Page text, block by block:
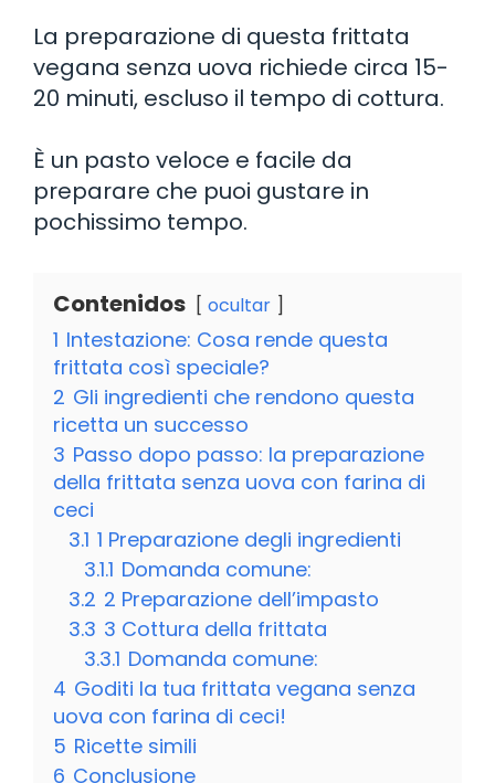
La preparazione di questa frittata
vegana senza uova richiede circa 15-
20 minuti, escluso il tempo di cottura.
È un pasto veloce e facile da
preparare che puoi gustare in
pochissimo tempo.
Contenidos ocultar
1 Intestazione: Cosa rende questa
frittata così speciale?
2 Gli ingredienti che rendono questa
ricetta un successo
3 Passo dopo passo: la preparazione
della frittata senza uova con farina di
ceci
3.1 1 Preparazione degli ingredienti
3.1.1 Domanda comune:
3.2 2 Preparazione dell’impasto
3.3 3 Cottura della frittata
3.3.1 Domanda comune:
4 Goditi la tua frittata vegana senza
uova con farina di ceci!
5 Ricette simili
6 Conclusione